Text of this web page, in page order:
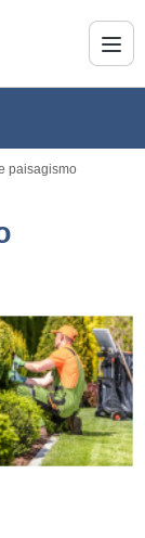
paisagismo